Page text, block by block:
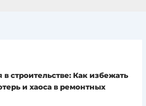
в строительстве: Как избежать
и хаоса в ремонтных